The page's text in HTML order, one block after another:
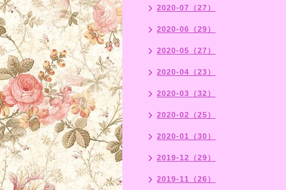
2020-07（27）
2020-06（29）
2020-05（27）
2020-04（23）
2020-03（32）
2020-02（25）
2020-01（30）
2019-12（29）
2019-11（26）